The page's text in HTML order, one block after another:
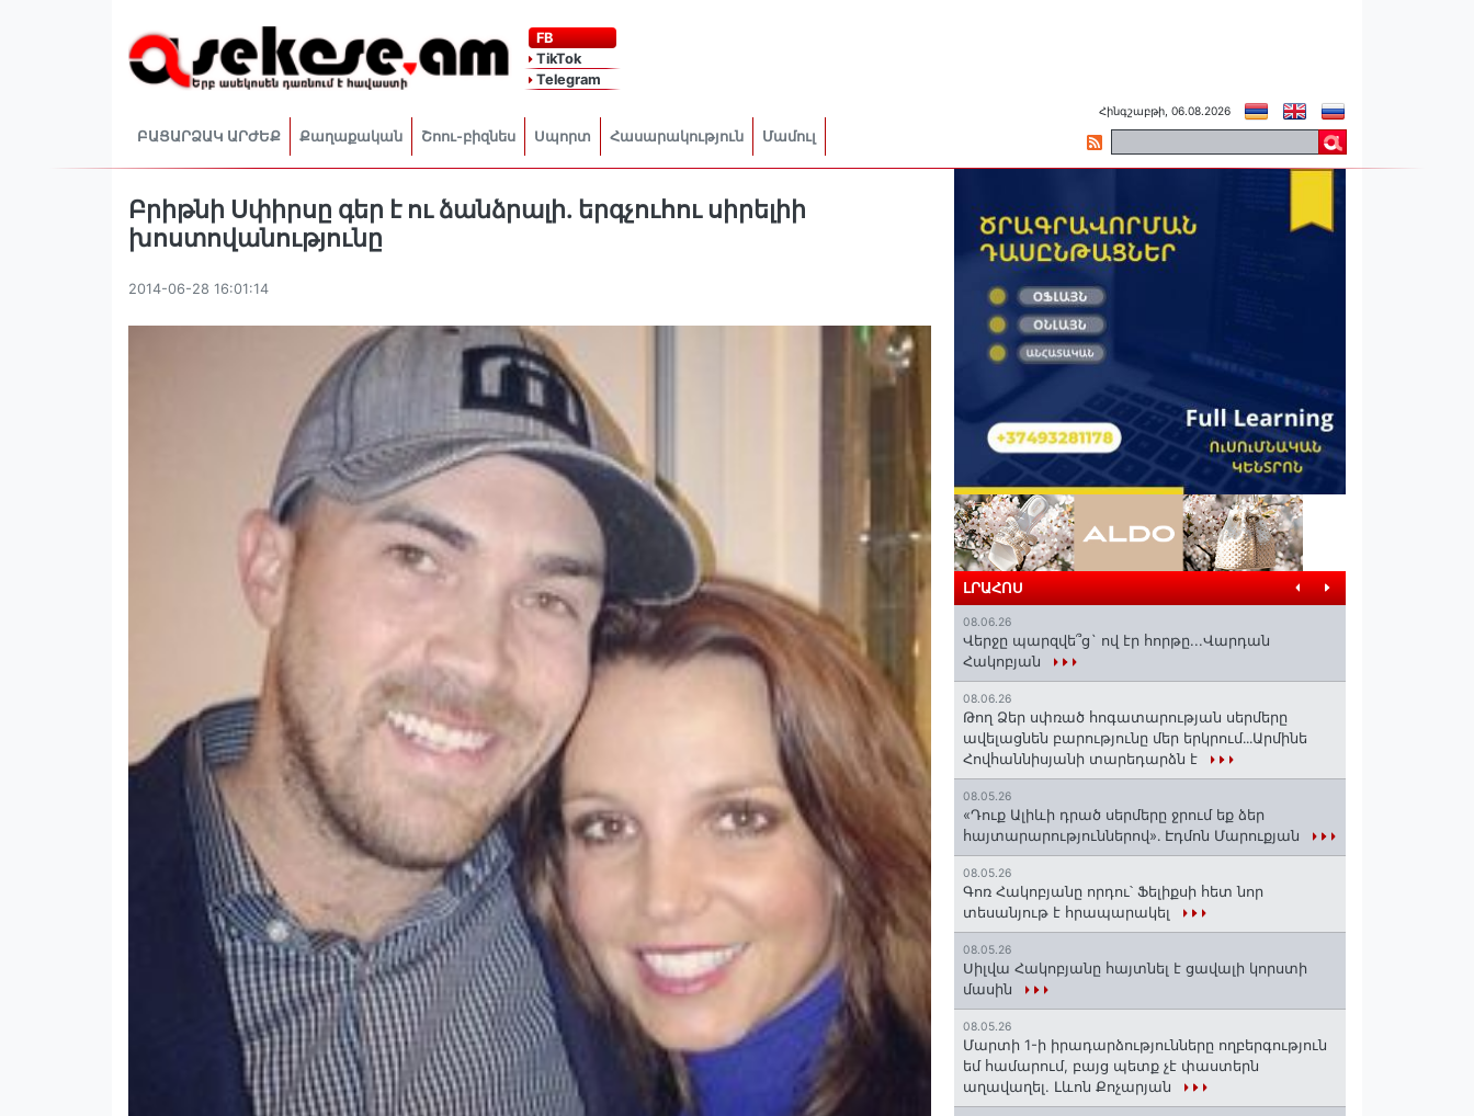
FB
TikTok
Telegram
ԲԱՑԱՐՁԱԿ ԱՐԺԵՔ Քաղաքական Շոու-բիզնես Սպորտ Հասարակություն Մամուլ
Հինգշաբթի, 06.08.2026
Բրիթնի Սփիրսը գեր է ու ձանձրալի. երգչուհու սիրելիի
խոստովանությունը
2014-06-28 16:01:14
ԼՐԱՀՈՍ
08.06.26
Վերջը պարզվե՞ց` ով էր հորթը...Վարդան
Հակոբյան
08.06.26
Թող Ձեր սփռած հոգատարության սերմերը
ավելացնեն բարությունը մեր երկրում․․․Արմինե
Հովհաննիսյանի տարեդարձն է
08.05.26
«Դուք Ալիևի դրած սերմերը ջրում եք ձեր
հայտարարություններով»․ Էդմոն Մարուքյան
08.05.26
Գոռ Հակոբյանը որդու՝ Ֆելիքսի հետ նոր
տեսանյութ է հրապարակել
08.05.26
Սիլվա Հակոբյանը հայտնել է ցավալի կորստի
մասին
08.05.26
Մարտի 1-ի իրադարձությունները ողբերգություն
եմ համարում, բայց պետք չէ փաստերն
աղավաղել. Լևոն Քոչարյան